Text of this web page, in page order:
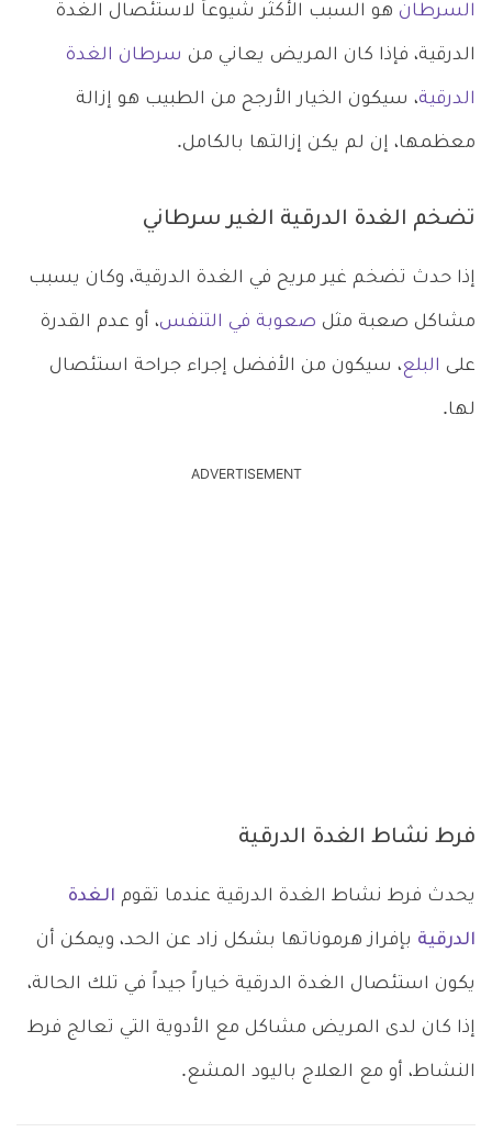
السرطان هو السبب الأكثر شيوعاً لاستئصال الغدة
الدرقية، فإذا كان المريض يعاني من سرطان الغدة
الدرقية، سيكون الخيار الأرجح من الطبيب هو إزالة
معظمها، إن لم يكن إزالتها بالكامل.
تضخم الغدة الدرقية الغير سرطاني
إذا حدث تضخم غير مريح في الغدة الدرقية، وكان يسبب
مشاكل صعبة مثل صعوبة في التنفس، أو عدم القدرة
على البلع، سيكون من الأفضل إجراء جراحة استئصال
لها.
ADVERTISEMENT
فرط نشاط الغدة الدرقية
يحدث فرط نشاط الغدة الدرقية عندما تقوم الغدة
الدرقية بإفراز هرموناتها بشكل زاد عن الحد، ويمكن أن
يكون استئصال الغدة الدرقية خياراً جيداً في تلك الحالة،
إذا كان لدى المريض مشاكل مع الأدوية التي تعالج فرط
النشاط، أو مع العلاج باليود المشع.